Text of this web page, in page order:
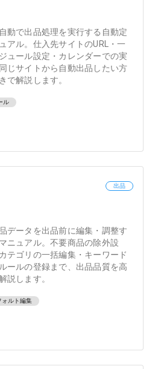
動で出品処理を実行する自動定
アル。仕入先サイトのURL・一
ュール設定・カレンダーでの実
じサイトから自動出品したい方
で解説します。
ル
出品
データを出品前に編集・調整す
ニュアル。不要商品の除外設
テゴリの一括編集・キーワード
ールの登録まで、出品品質を高
説します。
ォルト編集